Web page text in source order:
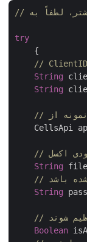
try
    {
String
String
CellsApi
اکسل
String
باشد
String
Boolean